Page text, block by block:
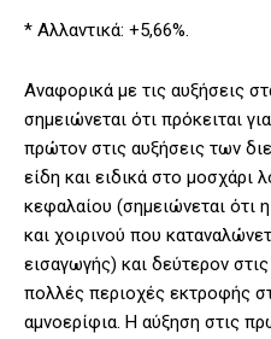
* Αλλαντικά: +5,66%.
Αναφορικά με τις αυξήσεις
σημειώνεται ότι πρόκειται
πρώτον στις αυξήσεις των
είδη και ειδικά στο
κεφαλαίου (σημειώνεται ότι
και χοιρινού που
εισαγωγής) και δεύτερον
πολλές περιοχές εκτροφής
αμνοερίφια. Η αύξηση στις